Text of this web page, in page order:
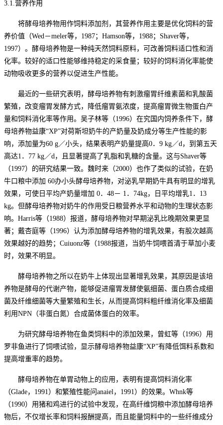
3.1.营养作用
将酵母培养物用作饲料添加剂，其营养作用主要是优化饲料的营
养价值（Wed－meler等，1987；Hamson等，1988；Shaver等，
1997）。酵母培养物是一种纯天然饲料原料，可改善饲料适口性和消
化率。较好的适口性能够维持稳定的采食量；较好的饲料消化率能使
动物吸收更多的营养以促进生产性能。
最近的一些研究表明，酵母培养物有刺激瘤胃纤维素菌和乳酸菌
繁殖，改变瘤胃发酵方式，降低瘤胃氨浓度，提高瘤胃微生物蛋白产
量和饲料消化率等作用。吴子林等（1996）在究国内饲养条件下，酵
母培养物益康“XP”对荷斯坦奶牛的产奶量及奶成分等生产性能的影
响，添加量为60 g／小头，结果表明产奶量提高0．9 kg／d，到第五天
高达1．77 kg／d，且显著提高了乳脂和乳糖的含量。这与Shaver等
（1997）的研究结果一致。魏时来（2000）也作了类似的试验，在奶
牛口粮中添加 60办小头酵母培养物，对泌乳早期奶牛具有明显的增乳
效果，可使日平均产奶量增加 0．48－ 1．74kg，日平均增乳1．13
kg。但酵母培养物对奶牛的作用受日粮营养水平和动物的生理状态影
响。Harris等（1988）报道，酵母培养物对早期泌乳比晚期效果更显
著；戴杏庭等（1996）认为添加酵母培养物的增乳效果，有股次越高
效果越好的趋势；Cuiuonz等（1988报道，当奶牛饲喂首清于草加小麦
时，效果不明显。
酵母培养物之所以在奶牛上体现出显著增乳效果，其原因是该培
养物是酵母的代谢产物，能够促进瘤胃发酵使氨细菌、蛋白质合成细
菌及纤维细菌等大量繁殖和生长，从而提高饲料粗纤维消化率及细菌
利用NPN（非蛋白氮）合成菌体蛋白的效率。
为研究酵母培养物在鱼类饲料中的添加效果，曾虹等（1996）用
罗非鱼进行了饲喂试验，显示酵母培养物益康“XP”有降低饵料系数和
提高增重率的趋势。
酵母培养物在单胃动物上的应用，表明有提高饲料消化率
（Glade，1991）和繁殖性能问anaiel，1991）的效果。Whnk等
（1990）用猪和鸡进行的试验中发现，在高纤维饲粮中添加酵母培养
物后，不仅增长率和饲料报酬提高，而且能量饲料中的一些纤维成分